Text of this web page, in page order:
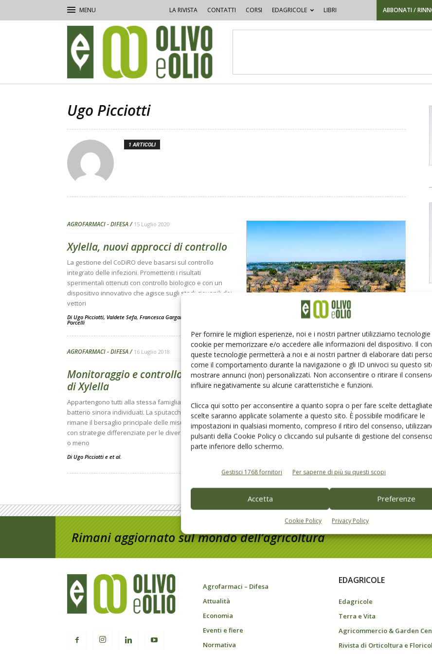
Per fornire le migliori esperienze, noi e i nostri partner utilizziamo
cookie per memorizzare e/o accedere alle informazioni del dispositivo. Il
queste tecnologie permetterà a noi e ai nostri partner di elaborare dati
come il comportamento durante la navigazione o gli ID univoci su questo
mostrare annunci (non) personalizzati. Non acconsentire o ritirare il
influire negativamente su alcune caratteristiche e funzioni.
Clicca qui sotto per acconsentire a quanto sopra o per fare scelte
scelte saranno applicate solamente a questo sito. È possibile modificare le
impostazioni in qualsiasi momento, compreso il ritiro del consenso,
pulsanti della Cookie Policy o cliccando sul pulsante di gestione del
parte inferiore dello schermo.
Gestisci 1768 fornitori Per saperne di più su questi scopi
Accetta Preferenze
Cookie Policy Privacy Policy
LA RIVISTA CONTATTI CORSI EDAGRICOLE LIBRI ABBONATI /
e
Olio
Ugo Picciotti
1 ARTICOLI
AGROFARMACI - DIFESA 15 Luglio 2020
Xylella, nuovi approcci di controllo
La gestione del CoDiRO deve basarsi sul controllo
integrato delle infezioni. Promettenti i risultati
sperimentali ottenuti con controllo biologico e con un
dispositivo innovativo che agisce sugli stadi giovanili dei
vettori
Di Ugo Picciotti, Valdete Sefa, Francesca Garganese
Porcelli
AGROFARMACI - DIFESA 16 Luglio 2018
Monitoraggio e controllo dei vettori
di Xylella
Appartengono tutti alla stessa famiglia i vettori del
batterio sinora individuati. La sputacchina dei prati
rimane il bersaglio principale delle misure di controllo,
con strategie differenziate per le diverse aree, delimitate
o meno
Di Ugo Picciotti e et al.
Rimani aggiornato sul mondo dell’agricoltura
Agrofarmaci – Difesa
Attualità
Economia
Eventi e fiere
Normativa
EDAGRICOLE
Edagricole
Terra e Vita
Agricommercio & Garden
Rivista di Orticoltura e